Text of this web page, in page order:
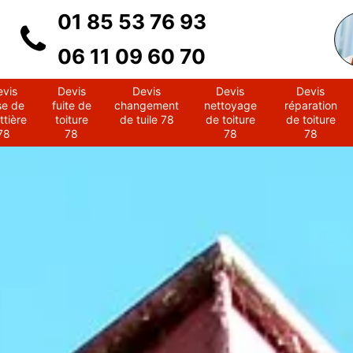
01 85 53 76 93
06 11 09 60 70
de
Devis
fuite de
toiture
78
Devis
changement
de tuile 78
Devis
nettoyage
de toiture
78
Devis
réparation
de toiture
78